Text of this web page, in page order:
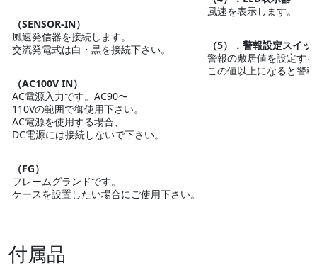
（SENSOR-IN）
風速発信器を接続します。
交流発電式は白・黒を接続下さい。
（AC100V IN）
AC電源入力です。AC90〜
110Vの範囲で御使用下さい。
AC電源を使用する場合、
DC電源には接続しないで下さい。
（FG）
フレームグランドです。
ケースを設置したい場合にご使用下さい。
風速を表示します。
（5）．警報設定スイッ
警報の敷居値を設定す
この値以上になると警
付属品